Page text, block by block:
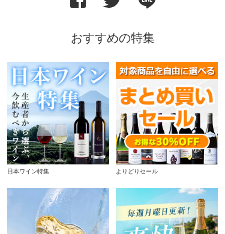
おすすめの特集
日本ワイン特集 よりどりセール